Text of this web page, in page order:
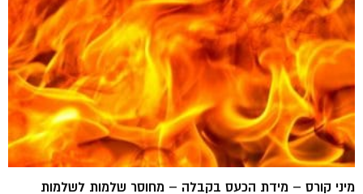
מיני קורס – מידת הכעס בקבלה – מחוסר שלמות לשלמות